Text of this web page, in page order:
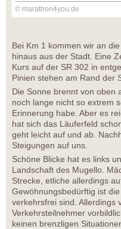
© marathon4you.de
Bei Km 1 kommen wir an
hinaus aus der Stadt. Eine
Kurs auf der SR 302 in
Pinien stehen am Rand der
Die Sonne brennt von oben
noch lange nicht so extrem
Erinnerung habe. Aber es
hat sich das Läuferfeld
geht leicht auf und ab.
Steigungen auf uns.
Schöne Blicke hat es links
Landschaft des Mugello.
Strecke, etliche allerdings
Gewöhnungsbedürftig ist
verkehrsfrei sind. Allerdings
Verkehrsteilnehmer
keinen brenzligen